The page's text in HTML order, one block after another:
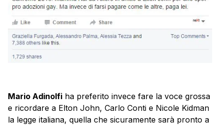
Mario Adinolfi ha preferito invece fare la voce grossa
e ricordare a Elton John, Carlo Conti e Nicole Kidman
la legge italiana, quella che sicuramente sarà pronto a